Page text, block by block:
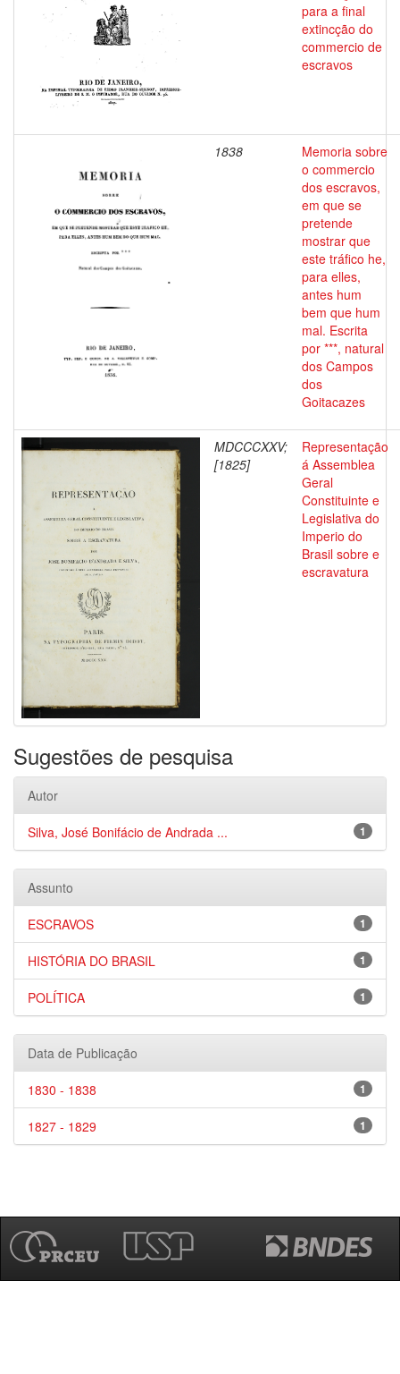
para a final
extincção do
commercio de
escravos
1838
Memoria sobre
o commercio
dos escravos,
em que se
pretende
mostrar que
este tráfico he,
para elles,
antes hum
bem que hum
mal. Escrita
por ***, natural
dos Campos
dos
Goitacazes
MDCCCXXV;
[1825]
Representação
á Assemblea
Geral
Constituinte e
Legislativa do
Imperio do
Brasil sobre e
escravatura
Sugestões de pesquisa
Autor
1
Silva, José Bonifácio de Andrada ...
Assunto
1
ESCRAVOS
1
HISTÓRIA DO BRASIL
1
POLÍTICA
Data de Publicação
1
1830 - 1838
1
1827 - 1829